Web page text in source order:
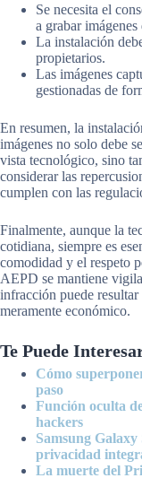
Se necesita el
a grabar imágenes
La instalación
propietarios.
Las imágenes
gestionadas de
En resumen, la
imágenes no solo debe
vista tecnológico, sino
considerar las
cumplen con las
Finalmente, aunque la
cotidiana, siempre es
comodidad y el respeto
AEPD se mantiene
infracción puede
meramente económico.
Te Puede
Cómo
paso
Función oculta
hackers
Samsung
privacidad
La muerte del